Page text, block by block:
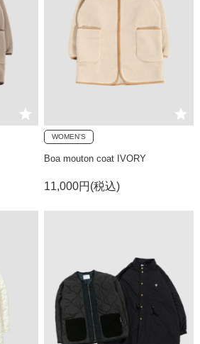
WOMEN'S
Boa mouton coat IVORY
11,000円(税込)